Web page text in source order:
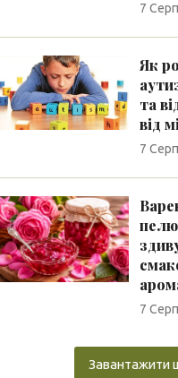
7
Як
та
від
7
7
Завантажити